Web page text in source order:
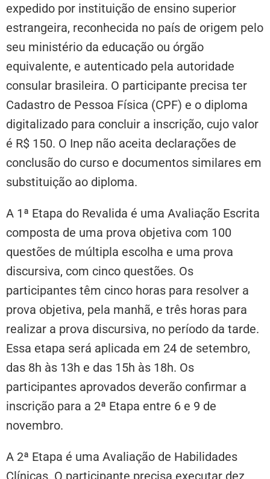
expedido por instituição de ensino superior
estrangeira, reconhecida no país de origem pelo
seu ministério da educação ou órgão
equivalente, e autenticado pela autoridade
consular brasileira. O participante precisa ter
Cadastro de Pessoa Física (CPF) e o diploma
digitalizado para concluir a inscrição, cujo valor
é R$ 150. O Inep não aceita declarações de
conclusão do curso e documentos similares em
substituição ao diploma.
A 1ª Etapa do Revalida é uma Avaliação Escrita
composta de uma prova objetiva com 100
questões de múltipla escolha e uma prova
discursiva, com cinco questões. Os
participantes têm cinco horas para resolver a
prova objetiva, pela manhã, e três horas para
realizar a prova discursiva, no período da tarde.
Essa etapa será aplicada em 24 de setembro,
das 8h às 13h e das 15h às 18h. Os
participantes aprovados deverão confirmar a
inscrição para a 2ª Etapa entre 6 e 9 de
novembro.
A 2ª Etapa é uma Avaliação de Habilidades
Clínicas. O participante precisa executar dez